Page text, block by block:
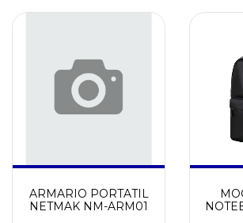
ARMARIO PORTATIL
NETMAK NM-ARM01